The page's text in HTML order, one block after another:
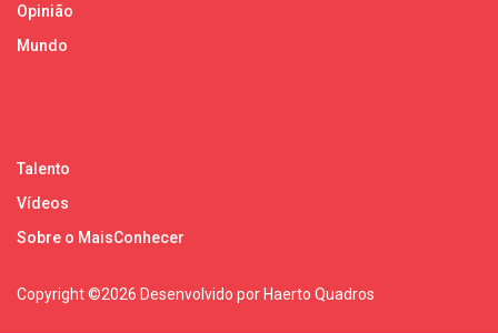
Opinião
Mundo
Talento
Vídeos
Sobre o MaisConhecer
Copyright ©2026 Desenvolvido por Haerto Quadros